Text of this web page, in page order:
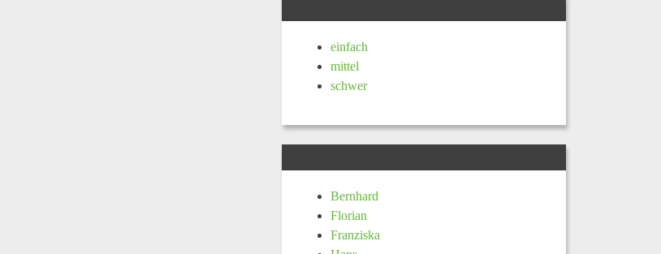
einfach
mittel
schwer
Bernhard
Florian
Franziska